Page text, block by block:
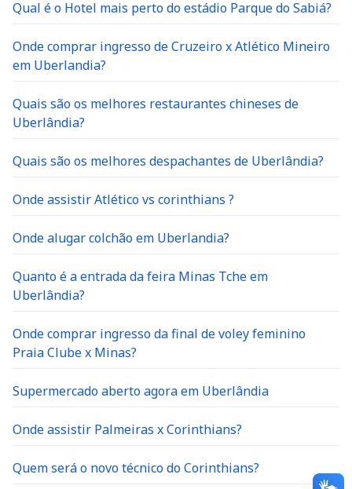
Qual é o Hotel mais perto do estádio Parque do Sabiá?
Onde comprar ingresso de Cruzeiro x Atlético Mineiro
em Uberlandia?
Quais são os melhores restaurantes chineses de
Uberlândia?
Quais são os melhores despachantes de Uberlândia?
Onde assistir Atlético vs corinthians ?
Onde alugar colchão em Uberlandia?
Quanto é a entrada da feira Minas Tche em
Uberlândia?
Onde comprar ingresso da final de voley feminino
Praia Clube x Minas?
Supermercado aberto agora em Uberlândia
Onde assistir Palmeiras x Corinthians?
Quem será o novo técnico do Corinthians?